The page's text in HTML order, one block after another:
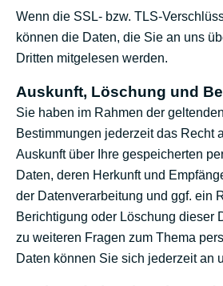
Wenn die SSL- bzw. TLS-
können die Daten, die Sie an uns
Dritten mitgelesen werden.
Auskunft, Löschung und
Sie haben im Rahmen der
Bestimmungen jederzeit das Recht
Auskunft über Ihre gespeicherten
Daten, deren Herkunft und
der Datenverarbeitung und ggf. ein
Berichtigung oder Löschung dieser
zu weiteren Fragen zum Thema
Daten können Sie sich jederzeit an